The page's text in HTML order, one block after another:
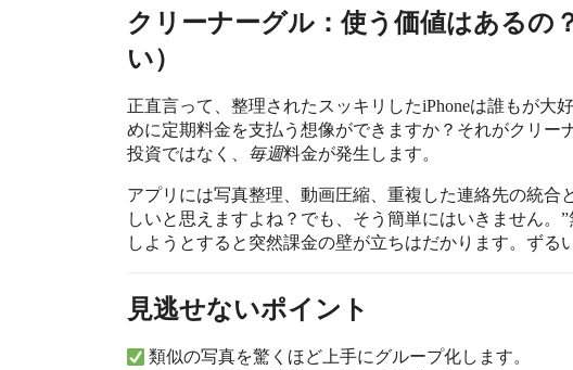
クリーナーグル：使う価値はあるの
い）
正直言って、整理されたスッキリしたiPhoneは誰もが大
めに定期料金を支払う想像ができますか？それがクリー
投資ではなく、 毎週料金が発生します。
アプリには写真整理、動画圧縮、重複した連絡先の統合
しいと思えますよね？でも、そう簡単にはいきません。
しようとすると突然課金の壁が立ちはだかります。ずる
見逃せないポイント
類似の写真を驚くほど上手にグループ化します。